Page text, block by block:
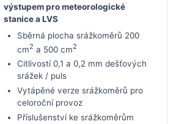
výstupem pro meteorologické
stanice a LVS
Sběrná plocha srážkoměrů 200
cm2 a 500 cm2
Citlivostí 0,1 a 0,2 mm dešťových
srážek / puls
Vytápěné verze srážkoměrů pro
celoroční provoz
Příslušenství ke srážkoměrům